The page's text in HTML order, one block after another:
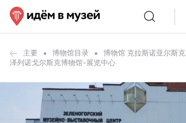
主要 博物馆目录
博物馆 克拉斯诺亚尔斯克
泽列诺戈尔斯克博物馆-展览中心